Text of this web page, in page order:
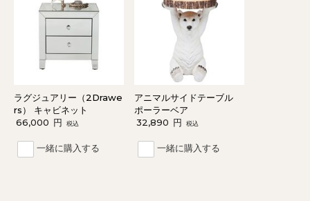
ラグジュアリー（2Drawe
rs） キャビネット
66,000 円 税込
一緒に購入する
アニマルサイドテーブル
ポーラーベア
32,890 円 税込
一緒に購入する